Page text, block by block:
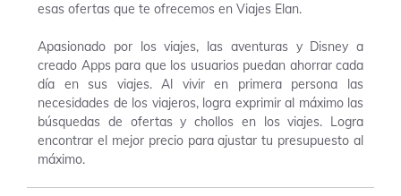
esas ofertas que te ofrecemos en Viajes Elan.
Apasionado por los viajes, las aventuras y Disney a
creado Apps para que los usuarios puedan ahorrar cada
día en sus viajes. Al vivir en primera persona las
necesidades de los viajeros, logra exprimir al máximo las
búsquedas de ofertas y chollos en los viajes. Logra
encontrar el mejor precio para ajustar tu presupuesto al
máximo.